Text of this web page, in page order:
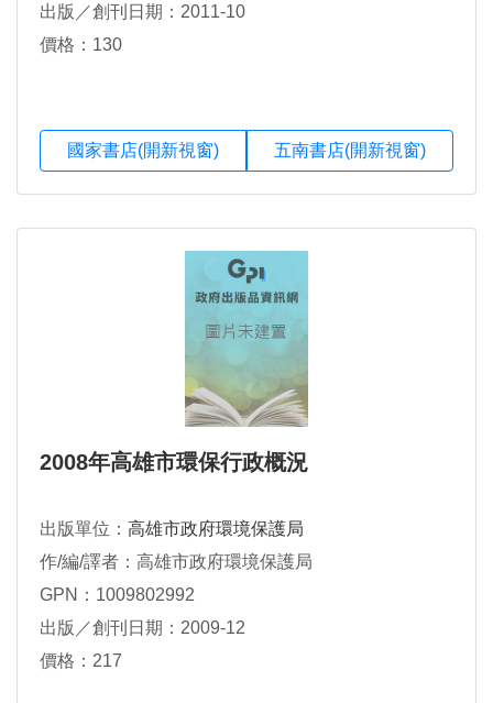
出版／創刊日期：2011-10
價格：130
國家書店(開新視窗) 五南書店(開新視窗)
2008年高雄市環保行政概況
出版單位： 高雄市政府環境保護局
作/編/譯者：高雄市政府環境保護局
GPN：1009802992
出版／創刊日期：2009-12
價格：217